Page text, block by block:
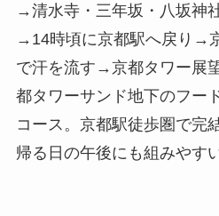
→清水寺・三年坂・八坂神
→14時頃に京都駅へ戻り→
で汗を流す→京都タワー展
都タワーサンド地下のフー
コース。京都駅徒歩圏で完
帰る日の午後にも組みやす